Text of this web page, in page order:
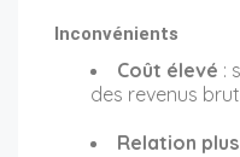
Inconvénients
Coût élevé :
des revenus
Relation